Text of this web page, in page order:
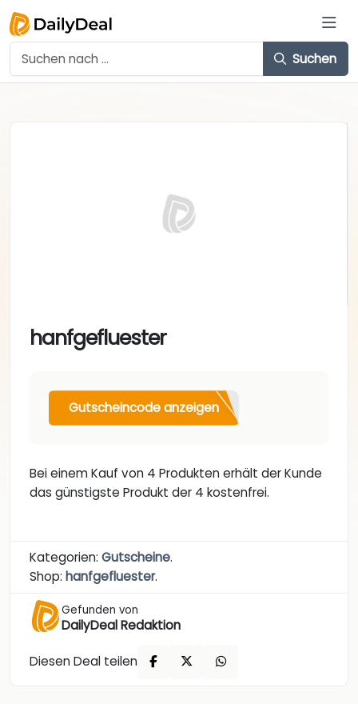
Suchen
hanfgefluester
Gutscheincode anzeigen
Bei einem Kauf von 4 Produkten erhält der Kunde
das günstigste Produkt der 4 kostenfrei.
Kategorien: Gutscheine.
Shop: hanfgefluester.
Gefunden von
DailyDeal Redaktion
Diesen Deal teilen